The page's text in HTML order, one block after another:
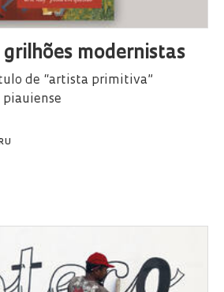
modernistas
de “artista primitiva”